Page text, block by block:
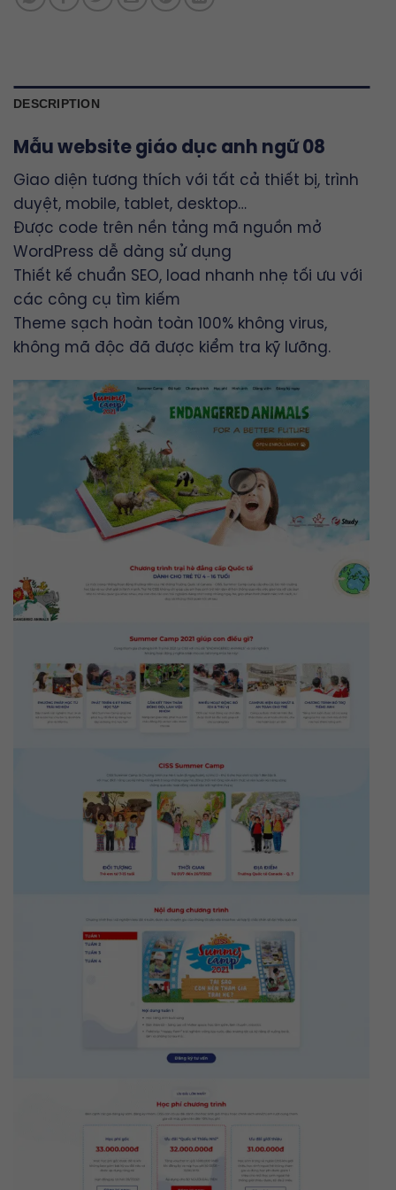
DESCRIPTION
Mẫu website giáo dục anh ngữ 08
Giao diện tương thích với tất cả thiết bị, trình
duyệt, mobile, tablet, desktop…
Được code trên nền tảng mã nguồn mở
WordPress dễ dàng sử dụng
Thiết kế chuẩn SEO, load nhanh nhẹ tối ưu với
các công cụ tìm kiếm
Theme sạch hoàn toàn 100% không virus,
không mã độc đã được kiểm tra kỹ lưỡng.